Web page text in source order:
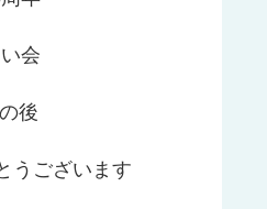
会
後
うございます